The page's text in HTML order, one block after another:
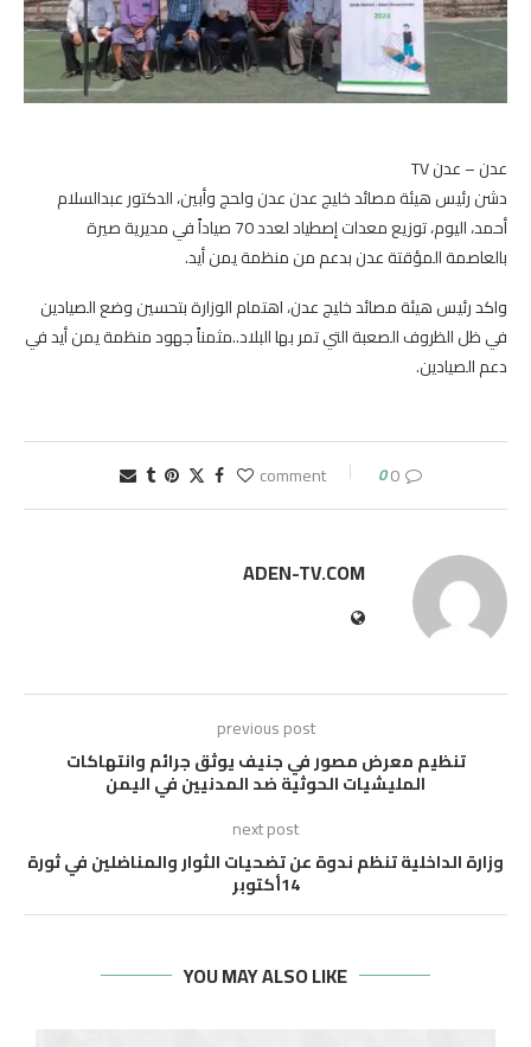
عدن – عدن TV
دشن رئيس هيئة مصائد خليج عدن عدن ولحج وأبين، الدكتور عبدالسلام
أحمد، اليوم، توزيع معدات إصطياد لعدد 70 صياداً في مديرية صيرة
بالعاصمة المؤقتة عدن بدعم من منظمة يمن أيد.
واكد رئيس هيئة مصائد خليج عدن، اهتمام الوزارة بتحسين وضع الصيادين
في ظل الظروف الصعبة التي تمر بها البلاد..مثمناً جهود منظمة يمن أيد في
دعم الصيادين.
0 comment
0
ADEN-TV.COM
previous post
تنظيم معرض مصور في جنيف يوثق جرائم وانتهاكات
المليشيات الحوثية ضد المدنيين في اليمن
next post
وزارة الداخلية تنظم ندوة عن تضحيات الثوار والمناضلين في ثورة
14أكتوبر
YOU MAY ALSO LIKE